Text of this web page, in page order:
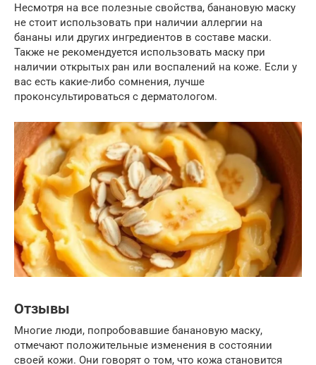
Несмотря на все полезные свойства, банановую маску
не стоит использовать при наличии аллергии на
бананы или других ингредиентов в составе маски.
Также не рекомендуется использовать маску при
наличии открытых ран или воспалений на коже. Если у
вас есть какие-либо сомнения, лучше
проконсультироваться с дерматологом.
Отзывы
Многие люди, попробовавшие банановую маску,
отмечают положительные изменения в состоянии
своей кожи. Они говорят о том, что кожа становится